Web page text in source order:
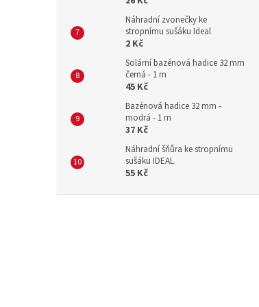
Náhradní zvonečky ke
stropnímu sušáku Ideal
2 Kč
Solární bazénová hadice 32 mm
černá - 1 m
45 Kč
Bazénová hadice 32 mm -
modrá - 1 m
37 Kč
Náhradní šňůra ke stropnímu
sušáku IDEAL
55 Kč